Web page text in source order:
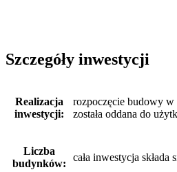
Szczegóły inwestycji
Realizacja
inwestycji:
rozpoczęcie budowy
została oddana do
Liczba
budynków:
cała inwestycja